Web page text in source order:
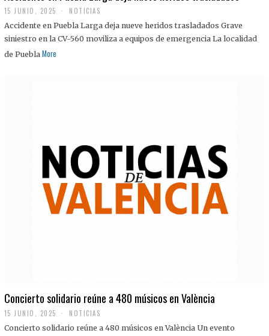
15 JUNIO, 2025 NOTICIAS
Accidente en Puebla Larga deja nueve heridos trasladados Grave
siniestro en la CV-560 moviliza a equipos de emergencia La localidad
de Puebla More
Concierto solidario reúne a 480 músicos en València
15 JUNIO, 2025 NOTICIAS
Concierto solidario reúne a 480 músicos en València Un evento